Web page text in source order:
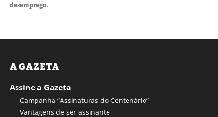
desemprego.
A GAZETA
Assine a Gazeta
Campanha “Assinaturas do Centenário”
Vantagens de ser assinante